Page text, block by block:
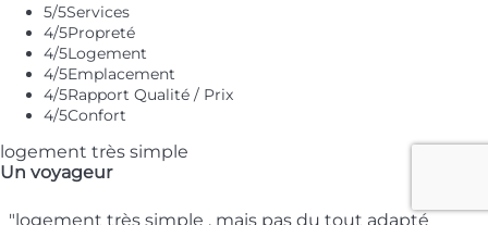
5/5Services
4/5Propreté
4/5Logement
4/5Emplacement
4/5Rapport Qualité / Prix
4/5Confort
logement très simple
Un voyageur
"logement très simple , mais pas du tout adapté